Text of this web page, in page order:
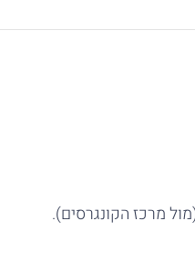
מרכז הקונגרסים).